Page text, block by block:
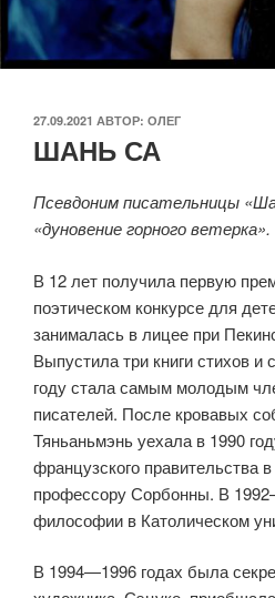
ОПУБЛИКОВАНО
27.09.2021 АВТОР: ОЛЕГ
ШАНЬ СА
Псевдоним писательницы
«дуновение горного ветерка».
В 12 лет получила первую
поэтическом конкурсе для
занималась в лицее при
Выпустила три книги стихов и
году стала самым молодым
писателей. После кровавых
Тяньаньмэнь уехала в 1990
французского правительства
профессору Сорбонны. В
философии в Католическом
В 1994—1996 годах была